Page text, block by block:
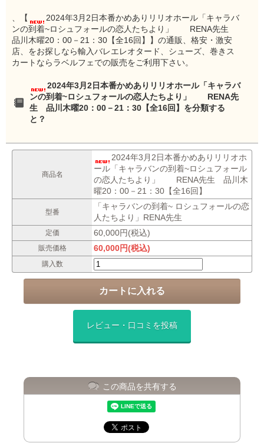
、【
2024年3月2日本番かめありリリオホール「キャラバ
ンの到着~ロシュフォールの恋人たちより」 RENA先生
品川木曜20：00－21：30【全16回】】の通販、格安・激安
店、をお探しなら輸入バレエレオタード、シューズ、巻きス
カートならラベルフェでの販売をご利用下さい。
2024年3月2日本番かめありリリオホール「キャラバ
ンの到着~ロシュフォールの恋人たちより」 RENA先
生 品川木曜20：00－21：30【全16回】を分類する
と？
商品名
2024年3月2日本番かめありリリオホ
ール「キャラバンの到着~ロシュフォール
の恋人たちより」 RENA先生 品川木
曜20：00－21：30【全16回】
型番
「キャラバンの到着~ ロシュフォールの恋
人たちより」RENA先生
定価 60,000円(税込)
販売価格 60,000円(税込)
購入数
レビュー・口コミを投稿
この商品を共有する